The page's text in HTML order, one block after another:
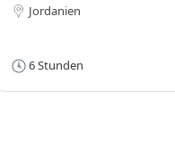
Jordanien
6 Stunden